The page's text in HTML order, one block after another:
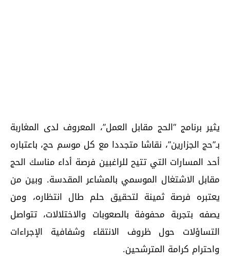
يثير برنامج “الحج مقابل العمل”، المعروف لدى المغاربة
بـ”حج الجزارين”، نقاشا متجددا مع كل موسم حج، باعتباره
أحد المسارات التي تتيح للراغبين فرصة أداء مناسك الحج
مقابل الاشتغال الموسمي بالمشاعر المقدسة. وبين من
يعتبره فرصة ثمينة لتحقيق حلم طال انتظاره، ومن
يصفه بتجربة محفوفة بالصعوبات والاختلالات، تتواصل
التساؤلات حول ظروف الانتقاء وشفافية الإجراءات
واحترام كرامة المترشحين.